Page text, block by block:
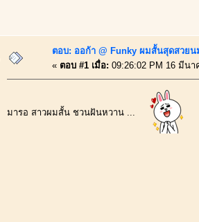
ตอบ: ออก้า @ Funky ผมสั้นสุดสวย
« ตอบ #1 เมื่อ: 09:26:02 PM 16 มีนา
มารอ สาวผมสั้น ชวนฝันหวาน ...